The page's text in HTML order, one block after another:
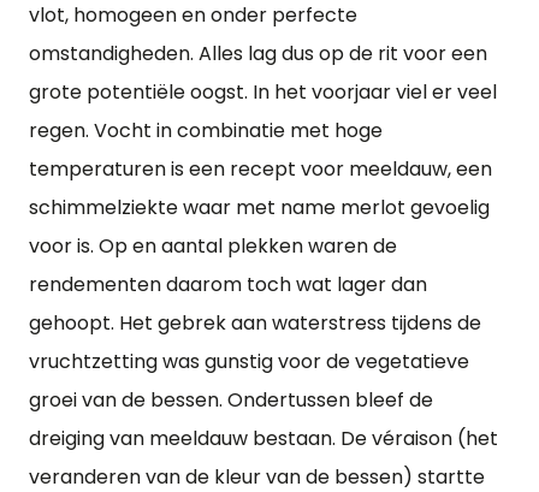
vlot, homogeen en onder perfecte
omstandigheden. Alles lag dus op de rit voor een
grote potentiële oogst. In het voorjaar viel er veel
regen. Vocht in combinatie met hoge
temperaturen is een recept voor meeldauw, een
schimmelziekte waar met name merlot gevoelig
voor is. Op en aantal plekken waren de
rendementen daarom toch wat lager dan
gehoopt. Het gebrek aan waterstress tijdens de
vruchtzetting was gunstig voor de vegetatieve
groei van de bessen. Ondertussen bleef de
dreiging van meeldauw bestaan. De véraison (het
veranderen van de kleur van de bessen) startte